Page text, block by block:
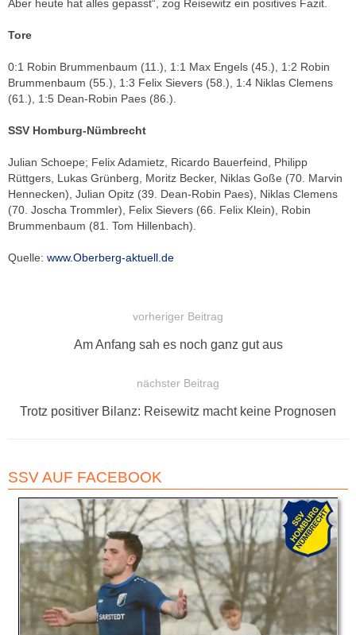
Aber heute hat alles gepasst“, zog Reisewitz ein positives Fazit.
Tore
0:1 Robin Brummenbaum (11.), 1:1 Max Engels (45.), 1:2 Robin
Brummenbaum (55.), 1:3 Felix Sievers (58.), 1:4 Niklas Clemens
(61.), 1:5 Dean-Robin Paes (86.).
SSV Homburg-Nümbrecht
Julian Schoepe; Felix Adamietz, Ricardo Bauerfeind, Philipp
Rüttgers, Lukas Grünberg, Moritz Becker, Niklas Goße (70. Marvin
Hennecken), Julian Opitz (39. Dean-Robin Paes), Niklas Clemens
(70. Joscha Trommler), Felix Sievers (66. Felix Klein), Robin
Brummenbaum (81. Tom Hillenbach).
Quelle: www.Oberberg-aktuell.de
vorheriger Beitrag
Vorheriger
Am Anfang sah es noch ganz gut aus
nächster Beitrag
Nächster
Trotz positiver Bilanz: Reisewitz macht keine Prognosen
SSV AUF FACEBOOK